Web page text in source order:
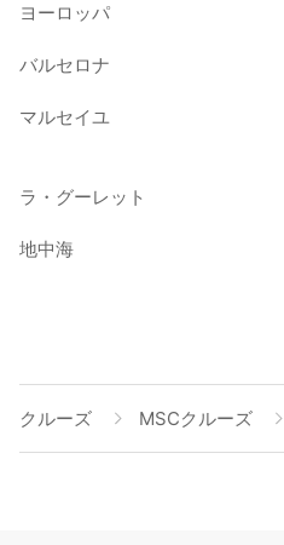
ヨーロッパ
バルセロナ
マルセイユ
ラ・グーレット
地中海
クルーズ MSCクルーズ